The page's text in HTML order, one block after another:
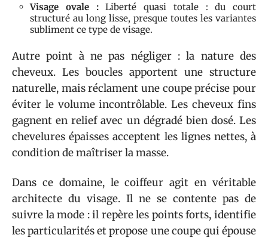
Visage ovale :Liberté quasi totale : du court
structuré au long lisse, presque toutes les variantes
subliment ce type de visage.
Autre point à ne pas négliger : la nature des
cheveux. Les boucles apportent une structure
naturelle, mais réclament une coupe précise pour
éviter le volume incontrôlable. Les cheveux fins
gagnent en relief avec un dégradé bien dosé. Les
chevelures épaisses acceptent les lignes nettes, à
condition de maîtriser la masse.
Dans ce domaine, le coiffeur agit en véritable
architecte du visage. Il ne se contente pas de
suivre la mode : il repère les points forts, identifie
les particularités et propose une coupe qui épouse